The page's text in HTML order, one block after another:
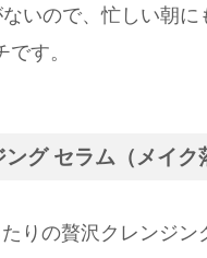
いので、忙しい朝
す。
グ セラム（メイク
りの贅沢クレンジン